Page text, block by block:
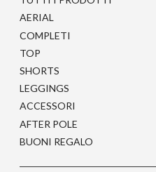
essere
scelte
nella
pagina
del
prodotto
AERIAL
COMPLETI
TOP
SHORTS
LEGGINGS
ACCESSORI
AFTER POLE
BUONI REGALO